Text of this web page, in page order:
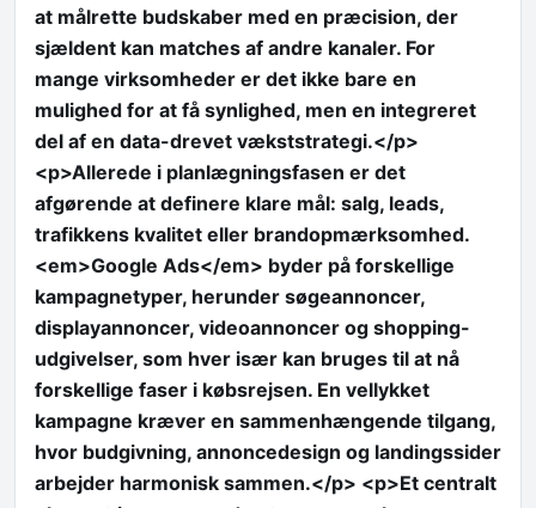
at målrette budskaber med en præcision, der
sjældent kan matches af andre kanaler. For
mange virksomheder er det ikke bare en
mulighed for at få synlighed, men en integreret
del af en data-drevet vækststrategi.</p>
<p>Allerede i planlægningsfasen er det
afgørende at definere klare mål: salg, leads,
trafikkens kvalitet eller brandopmærksomhed.
<em>Google Ads</em> byder på forskellige
kampagnetyper, herunder søgeannoncer,
displayannoncer, videoannoncer og shopping-
udgivelser, som hver især kan bruges til at nå
forskellige faser i købsrejsen. En vellykket
kampagne kræver en sammenhængende tilgang,
hvor budgivning, annoncedesign og landingssider
arbejder harmonisk sammen.</p> <p>Et centralt